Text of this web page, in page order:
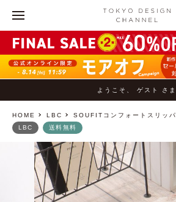
ようこそ、 ゲスト さま
HOME LBC SOUFITコンフォートスリッパ
LBC 送料無料